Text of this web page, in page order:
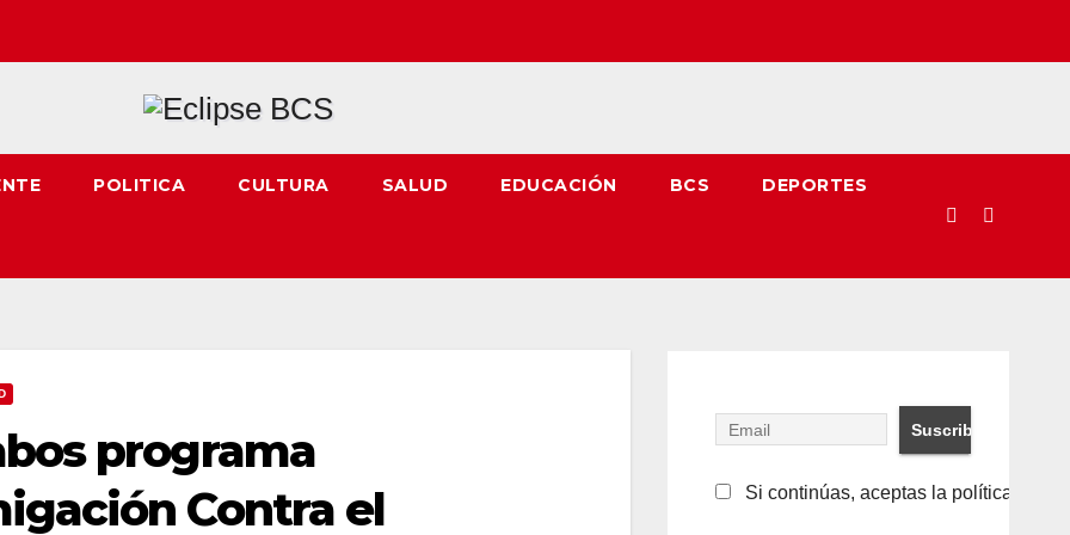
POLITICA CULTURA SALUD EDUCACIÓN BCS DEPORTES
programa
Contra el
Si continúas, aceptas la política de